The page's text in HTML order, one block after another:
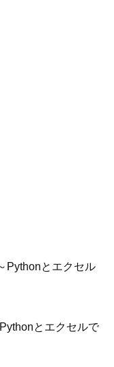
Pythonとエクセル
とエクセルで